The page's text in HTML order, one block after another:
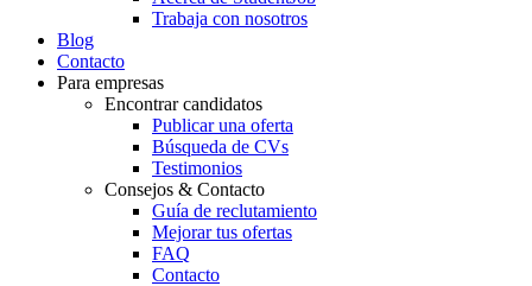
Trabaja con nosotros
Blog
Contacto
Para empresas
Encontrar candidatos
Publicar una oferta
Búsqueda de CVs
Testimonios
Consejos & Contacto
Guía de reclutamiento
Mejorar tus ofertas
FAQ
Contacto